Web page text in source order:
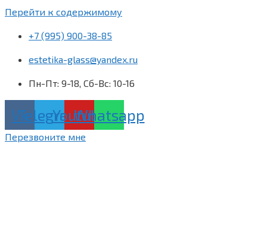
Перейти к содержимому
+7 (995) 900-38-85
estetika-glass@yandex.ru
Пн-Пт: 9-18, Сб-Вс: 10-16
Vk
Telegram
Youtube
Whatsapp
Перезвоните мне